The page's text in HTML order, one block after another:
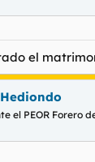
el
el PEOR Forero